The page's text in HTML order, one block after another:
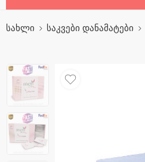
სახლი საკვები დანამატები